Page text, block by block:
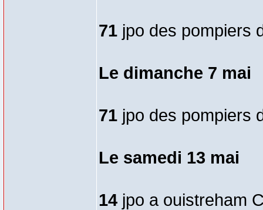
71 jpo des pompiers
Le dimanche 7 mai
71 jpo des pompiers
Le samedi 13 mai
14 jpo a ouistreham